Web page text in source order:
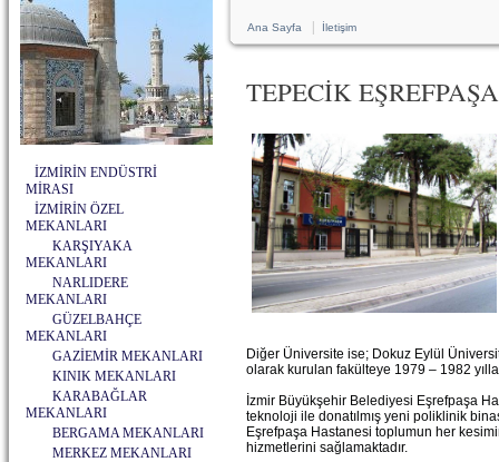
İZMİRİN ENDÜSTRİ
MİRASI
İZMİRİN ÖZEL
MEKANLARI
KARŞIYAKA
MEKANLARI
NARLIDERE
MEKANLARI
GÜZELBAHÇE
MEKANLARI
GAZİEMİR MEKANLARI
KINIK MEKANLARI
KARABAĞLAR
MEKANLARI
BERGAMA MEKANLARI
MERKEZ MEKANLARI
Ana Sayfa İletişim
TEPECİK
Diğer Üniversite ise; Dokuz Eylül
olarak kurulan fakülteye 1979 – 1982
İzmir Büyükşehir Belediyesi Eşrefpaşa
teknoloji ile donatılmış yeni poliklinik
Eşrefpaşa Hastanesi toplumun her
hizmetlerini sağlamaktadır.